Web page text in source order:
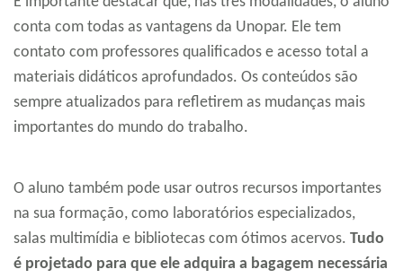
conta com todas as vantagens da Unopar. Ele tem
contato com professores qualificados e acesso total a
materiais didáticos aprofundados. Os conteúdos são
sempre atualizados para refletirem as mudanças mais
importantes do mundo do trabalho.
O aluno também pode usar outros recursos importantes
na sua formação, como laboratórios especializados,
salas multimídia e bibliotecas com ótimos acervos. Tudo
é projetado para que ele adquira a bagagem necessária